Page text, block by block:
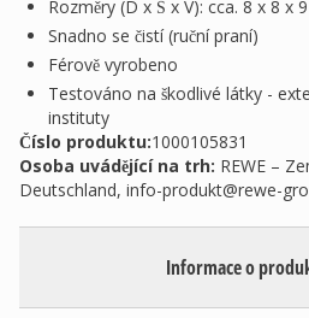
Rozměry (D x Š x V): cca. 8 x 8 x
Snadno se čistí (ruční praní)
Férově vyrobeno
Testováno na škodlivé látky -
instituty
Číslo produktu:1000105831
Osoba uvádějící na trh: REWE –
Deutschland, info-produkt@rewe-
Informace o